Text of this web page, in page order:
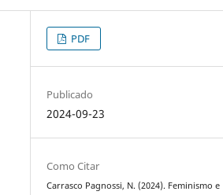
PDF
Publicado
2024-09-23
Como Citar
Carrasco Pagnossi, N. (2024). Feminismo e